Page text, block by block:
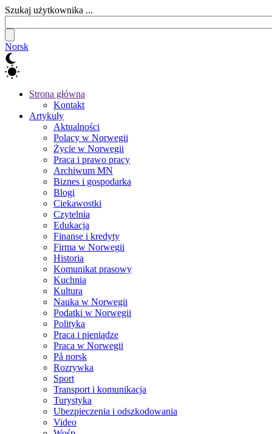
Szukaj użytkownika ...
Norsk
Strona główna
Kontakt
Artykuły
Aktualności
Polacy w Norwegii
Życie w Norwegii
Praca i prawo pracy
Archiwum MN
Biznes i gospodarka
Blogi
Ciekawostki
Czytelnia
Edukacja
Finanse i kredyty
Firma w Norwegii
Historia
Komunikat prasowy
Kuchnia
Kultura
Nauka w Norwegii
Podatki w Norwegii
Polityka
Praca i pieniądze
Praca w Norwegii
På norsk
Rozrywka
Sport
Transport i komunikacja
Turystyka
Ubezpieczenia i odszkodowania
Video